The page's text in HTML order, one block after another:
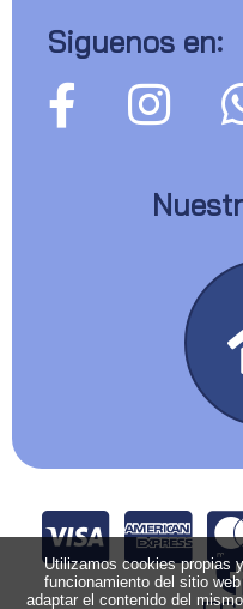
Siguenos en:
Utilizamos cookies propias
funcionamiento del sitio
adaptar el contenido del